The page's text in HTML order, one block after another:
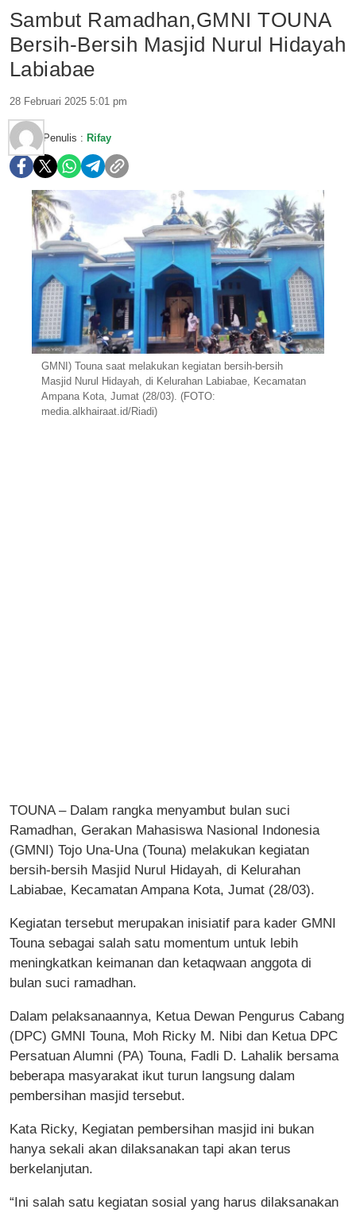
Sambut Ramadhan,GMNI TOUNA
Bersih-Bersih Masjid Nurul Hidayah
Labiabae
28 Februari 2025 5:01 pm
Penulis : Rifay
GMNI) Touna saat melakukan kegiatan bersih-bersih
Masjid Nurul Hidayah, di Kelurahan Labiabae, Kecamatan
Ampana Kota, Jumat (28/03). (FOTO:
media.alkhairaat.id/Riadi)
TOUNA – Dalam rangka menyambut bulan suci
Ramadhan, Gerakan Mahasiswa Nasional Indonesia
(GMNI) Tojo Una-Una (Touna) melakukan kegiatan
bersih-bersih Masjid Nurul Hidayah, di Kelurahan
Labiabae, Kecamatan Ampana Kota, Jumat (28/03).
Kegiatan tersebut merupakan inisiatif para kader GMNI
Touna sebagai salah satu momentum untuk lebih
meningkatkan keimanan dan ketaqwaan anggota di
bulan suci ramadhan.
Dalam pelaksanaannya, Ketua Dewan Pengurus Cabang
(DPC) GMNI Touna, Moh Ricky M. Nibi dan Ketua DPC
Persatuan Alumni (PA) Touna, Fadli D. Lahalik bersama
beberapa masyarakat ikut turun langsung dalam
pembersihan masjid tersebut.
Kata Ricky, Kegiatan pembersihan masjid ini bukan
hanya sekali akan dilaksanakan tapi akan terus
berkelanjutan.
“Ini salah satu kegiatan sosial yang harus dilaksanakan